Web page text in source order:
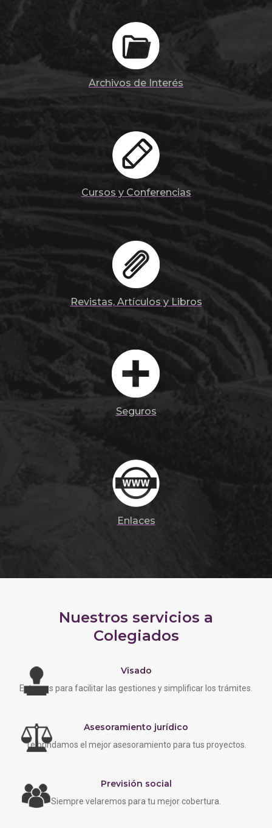
Archivos de Interés
Cursos y Conferencias
Revistas, Artículos y Libros
Seguros
Enlaces
Nuestros servicios a
Colegiados
Visado
Estamos para facilitar las gestiones y simplificar los trámites.
Asesoramiento jurídico
Te brindamos el mejor asesoramiento para tus proyectos.
Previsión social
Siempre velaremos para tu mejor cobertura.